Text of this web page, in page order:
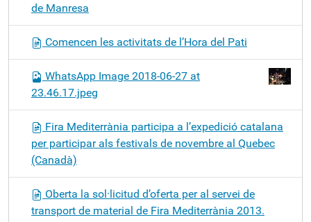
de Manresa
Comencen les activitats de l’Hora del Pati
WhatsApp Image 2018-06-27 at
23.46.17.jpeg
Fira Mediterrània participa a l’expedició catalana
per participar als festivals de novembre al Quebec
(Canadà)
Oberta la sol·licitud d’oferta per al servei de
transport de material de Fira Mediterrània 2013.